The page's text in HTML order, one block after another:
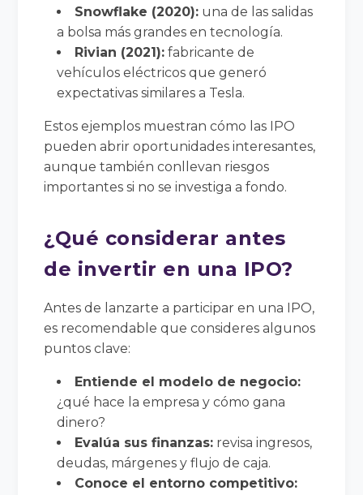
Snowflake (2020): una de las salidas
a bolsa más grandes en tecnología.
Rivian (2021): fabricante de
vehículos eléctricos que generó
expectativas similares a Tesla.
Estos ejemplos muestran cómo las IPO
pueden abrir oportunidades interesantes,
aunque también conllevan riesgos
importantes si no se investiga a fondo.
¿Qué considerar antes
de invertir en una IPO?
Antes de lanzarte a participar en una IPO,
es recomendable que consideres algunos
puntos clave:
Entiende el modelo de negocio:
¿qué hace la empresa y cómo gana
dinero?
Evalúa sus finanzas: revisa ingresos,
deudas, márgenes y flujo de caja.
Conoce el entorno competitivo: